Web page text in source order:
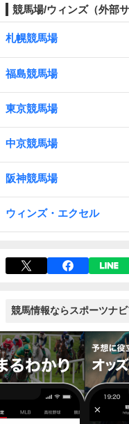
競馬場/ウィンズ（外部サ
札幌競馬場
福島競馬場
東京競馬場
中京競馬場
阪神競馬場
ウィンズ・エクセル
競馬情報ならスポーツナビ